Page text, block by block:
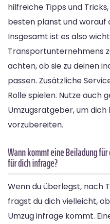
hilfreiche Tipps und
besten planst und worauf
Insgesamt ist es also
Transportunternehmens
achten, ob sie zu deinen
passen. Zusätzliche
Rolle spielen. Nutze auch
Umzugsratgeber, um
vorzubereiten.
Wann kommt eine Beiladung
für dich infrage?
Wenn du überlegst, nach
fragst du dich vielleicht,
Umzug infrage kommt.